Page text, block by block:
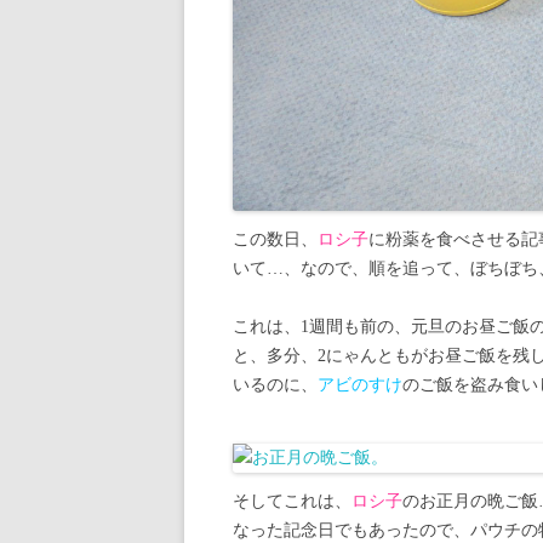
この数日、 ロシ子に粉薬を食べさせる
いて…、なので、順を追って、ぼちぼ
これは、1週間も前の、元旦のお昼ご飯
と、多分、2にゃんともがお昼ご飯を残
いるのに、 アビのすけのご飯を盗み食
そしてこれは、 ロシ子のお正月の晩ご
なった記念日でもあったので、パウチ